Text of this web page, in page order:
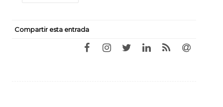
Compartir esta entrada